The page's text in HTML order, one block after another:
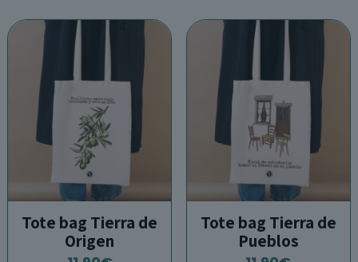
opciones
se
Tote bag Tierra de
Origen
Tote bag Tierra de
Pueblos